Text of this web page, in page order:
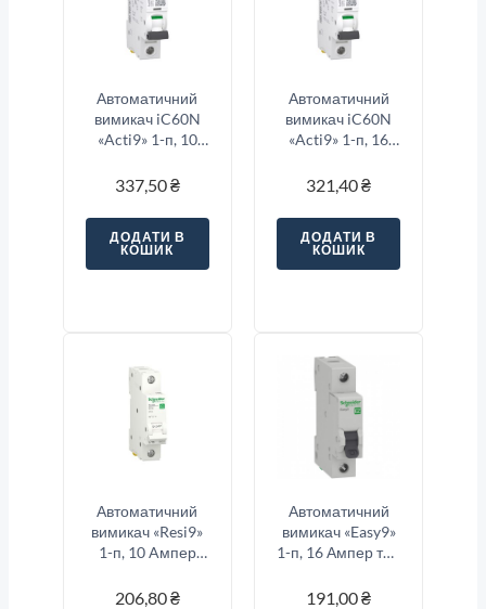
Автоматичний
вимикач iC60N
«Acti9» 1-п, 10
337,50₴
ДОДАТИ В
КОШИК
Автоматичний
вимикач iC60N
«Acti9» 1-п, 16
321,40₴
ДОДАТИ В
КОШИК
Автоматичний
вимикач «Resi9»
1-п, 10 Aмпер
206,80₴
Автоматичний
вимикач «Easy9»
1-п, 16 Ампер тип
191,00₴